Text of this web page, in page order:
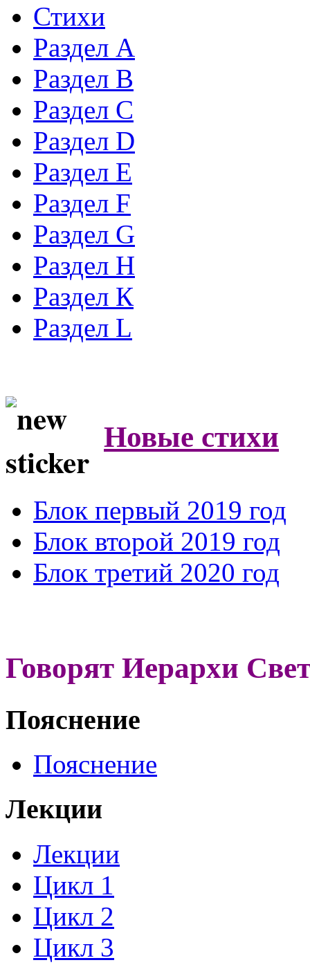
Стихи
Раздел А
Раздел B
Раздел С
Раздел D
Раздел Е
Раздел F
Раздел G
Раздел H
Раздел К
Раздел L
Новые стихи
Блок первый 2019 год
Блок второй 2019 год
Блок третий 2020 год
Говорят Иерархи
Пояснение
Пояснение
Лекции
Лекции
Цикл 1
Цикл 2
Цикл 3